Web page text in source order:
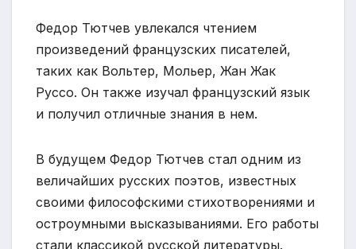
Федор Тютчев увлекался чтением
произведений французских писателей,
таких как Вольтер, Мольер, Жан Жак
Руссо. Он также изучал французский язык
и получил отличные знания в нем.
В будущем Федор Тютчев стал одним из
величайших русских поэтов, известных
своими философскими стихотворениями и
остроумными высказываниями. Его работы
стали классикой русской литературы.